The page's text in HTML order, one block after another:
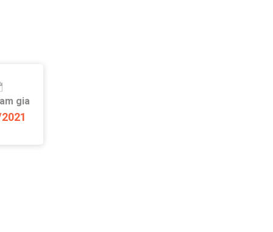
gia